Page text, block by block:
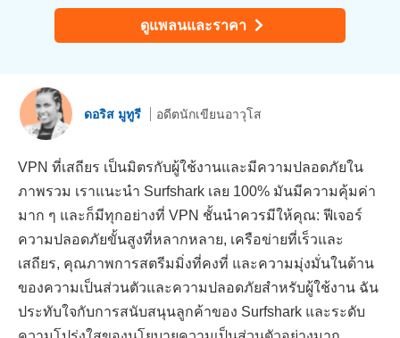
ดูแพลนและราคา
ดอริส มูทูรี อดีตนักเขียนอาวุโส
VPN ที่เสถียร เป็นมิตรกับผู้ใช้งานและมีความปลอดภัยใน
ภาพรวม เราแนะนำ Surfshark เลย 100% มันมีความคุ้มค่า
มาก ๆ และก็มีทุกอย่างที่ VPN ชั้นนำควรมีให้คุณ: ฟีเจอร์
ความปลอดภัยขั้นสูงที่หลากหลาย, เครือข่ายที่เร็วและ
เสถียร, คุณภาพการสตรีมมิ่งที่คงที่ และความมุ่งมั่นในด้าน
ของความเป็นส่วนตัวและความปลอดภัยสำหรับผู้ใช้งาน ฉัน
ประทับใจกับการสนับสนุนลูกค้าของ Surfshark และระดับ